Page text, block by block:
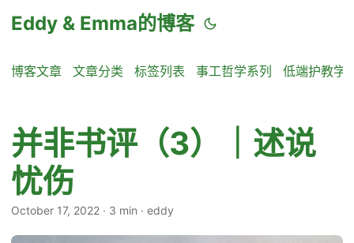
Eddy & Emma的博客
博客文章 文章分类 标签列表 事工哲学系列 低端护教学
并非书评（3）｜述说
忧伤
October 17, 2022 · 3 min · eddy